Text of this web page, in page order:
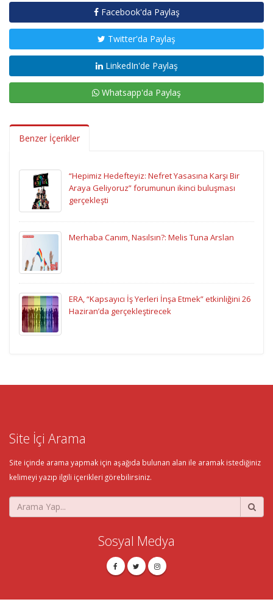
Facebook'da Paylaş
Twitter'da Paylaş
LinkedIn'de Paylaş
Whatsapp'da Paylaş
Benzer İçerikler
“Hepimiz Hedefteyiz: Nefret Yasasına Karşı Bir
Araya Geliyoruz” forumunun ikinci buluşması
gerçekleşti
Merhaba Canım, Nasılsın?: Melis Tuna Arslan
ERA, “Kapsayıcı İş Yerleri İnşa Etmek” etkinliğini 26
Haziran’da gerçekleştirecek
Site İçi Arama
Site içinde arama yapmak için aşağıda bulunan alan ile aramak istediğiniz
kelimeyi yazıp ilgili içerikleri görebilirsiniz.
Sosyal Medya